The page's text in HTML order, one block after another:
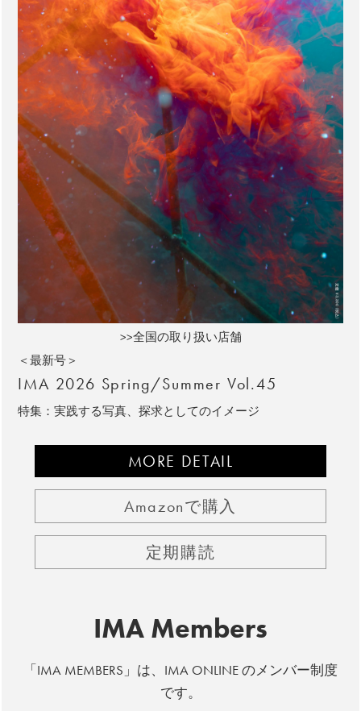
>>全国の取り扱い店舗
＜最新号＞
IMA 2026 Spring/Summer Vol.45
特集：実践する写真、探求としてのイメージ
MORE DETAIL
Amazonで購入
定期購読
IMA Members
「IMA MEMBERS」は、IMA ONLINE のメンバー制度
です。